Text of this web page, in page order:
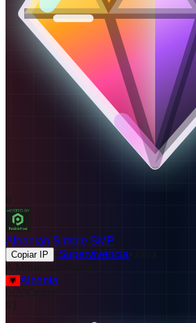
0
Albanian Simple SMP
Copiar IP Supervivencia
A Minecraft Server
Albania
0/20 Online
#